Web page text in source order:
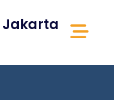
Jakarta